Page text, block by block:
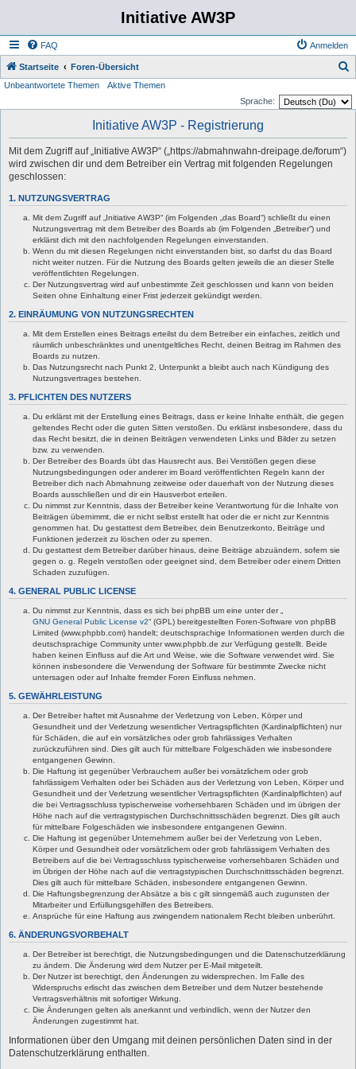
Initiative AW3P
FAQ Anmelden
Startseite Foren-Übersicht
Unbeantwortete Themen
Aktive Themen
Sprache:
Initiative AW3P - Registrierung
Mit dem Zugriff auf „Initiative AW3P“ („https://abmahnwahn-dreipage.de/forum“)
wird zwischen dir und dem Betreiber ein Vertrag mit folgenden Regelungen
geschlossen:
1. NUTZUNGSVERTRAG
Mit dem Zugriff auf „Initiative AW3P“ (im Folgenden „das Board“) schließt du einen
Nutzungsvertrag mit dem Betreiber des Boards ab (im Folgenden „Betreiber“) und
erklärst dich mit den nachfolgenden Regelungen einverstanden.
Wenn du mit diesen Regelungen nicht einverstanden bist, so darfst du das Board
nicht weiter nutzen. Für die Nutzung des Boards gelten jeweils die an dieser Stelle
veröffentlichten Regelungen.
Der Nutzungsvertrag wird auf unbestimmte Zeit geschlossen und kann von beiden
Seiten ohne Einhaltung einer Frist jederzeit gekündigt werden.
2. EINRÄUMUNG VON NUTZUNGSRECHTEN
Mit dem Erstellen eines Beitrags erteilst du dem Betreiber ein einfaches, zeitlich und
räumlich unbeschränktes und unentgeltliches Recht, deinen Beitrag im Rahmen des
Boards zu nutzen.
Das Nutzungsrecht nach Punkt 2, Unterpunkt a bleibt auch nach Kündigung des
Nutzungsvertrages bestehen.
3. PFLICHTEN DES NUTZERS
Du erklärst mit der Erstellung eines Beitrags, dass er keine Inhalte enthält, die gegen
geltendes Recht oder die guten Sitten verstoßen. Du erklärst insbesondere, dass du
das Recht besitzt, die in deinen Beiträgen verwendeten Links und Bilder zu setzen
bzw. zu verwenden.
Der Betreiber des Boards übt das Hausrecht aus. Bei Verstößen gegen diese
Nutzungsbedingungen oder anderer im Board veröffentlichten Regeln kann der
Betreiber dich nach Abmahnung zeitweise oder dauerhaft von der Nutzung dieses
Boards ausschließen und dir ein Hausverbot erteilen.
Du nimmst zur Kenntnis, dass der Betreiber keine Verantwortung für die Inhalte von
Beiträgen übernimmt, die er nicht selbst erstellt hat oder die er nicht zur Kenntnis
genommen hat. Du gestattest dem Betreiber, dein Benutzerkonto, Beiträge und
Funktionen jederzeit zu löschen oder zu sperren.
Du gestattest dem Betreiber darüber hinaus, deine Beiträge abzuändern, sofern sie
gegen o. g. Regeln verstoßen oder geeignet sind, dem Betreiber oder einem Dritten
Schaden zuzufügen.
4. GENERAL PUBLIC LICENSE
Du nimmst zur Kenntnis, dass es sich bei phpBB um eine unter der „
GNU General Public License v2“ (GPL) bereitgestellten Foren-Software von phpBB
Limited (www.phpbb.com) handelt; deutschsprachige Informationen werden durch die
deutschsprachige Community unter www.phpbb.de zur Verfügung gestellt. Beide
haben keinen Einfluss auf die Art und Weise, wie die Software verwendet wird. Sie
können insbesondere die Verwendung der Software für bestimmte Zwecke nicht
untersagen oder auf Inhalte fremder Foren Einfluss nehmen.
5. GEWÄHRLEISTUNG
Der Betreiber haftet mit Ausnahme der Verletzung von Leben, Körper und
Gesundheit und der Verletzung wesentlicher Vertragspflichten (Kardinalpflichten) nur
für Schäden, die auf ein vorsätzliches oder grob fahrlässiges Verhalten
zurückzuführen sind. Dies gilt auch für mittelbare Folgeschäden wie insbesondere
entgangenen Gewinn.
Die Haftung ist gegenüber Verbrauchern außer bei vorsätzlichem oder grob
fahrlässigem Verhalten oder bei Schäden aus der Verletzung von Leben, Körper und
Gesundheit und der Verletzung wesentlicher Vertragspflichten (Kardinalpflichten) auf
die bei Vertragsschluss typischerweise vorhersehbaren Schäden und im übrigen der
Höhe nach auf die vertragstypischen Durchschnittsschäden begrenzt. Dies gilt auch
für mittelbare Folgeschäden wie insbesondere entgangenen Gewinn.
Die Haftung ist gegenüber Unternehmern außer bei der Verletzung von Leben,
Körper und Gesundheit oder vorsätzlichem oder grob fahrlässigem Verhalten des
Betreibers auf die bei Vertragsschluss typischerweise vorhersehbaren Schäden und
im Übrigen der Höhe nach auf die vertragstypischen Durchschnittsschäden begrenzt.
Dies gilt auch für mittelbare Schäden, insbesondere entgangenen Gewinn.
Die Haftungsbegrenzung der Absätze a bis c gilt sinngemäß auch zugunsten der
Mitarbeiter und Erfüllungsgehilfen des Betreibers.
Ansprüche für eine Haftung aus zwingendem nationalem Recht bleiben unberührt.
6. ÄNDERUNGSVORBEHALT
Der Betreiber ist berechtigt, die Nutzungsbedingungen und die Datenschutzerklärung
zu ändern. Die Änderung wird dem Nutzer per E-Mail mitgeteilt.
Der Nutzer ist berechtigt, den Änderungen zu widersprechen. Im Falle des
Widerspruchs erlischt das zwischen dem Betreiber und dem Nutzer bestehende
Vertragsverhältnis mit sofortiger Wirkung.
Die Änderungen gelten als anerkannt und verbindlich, wenn der Nutzer den
Änderungen zugestimmt hat.
Informationen über den Umgang mit deinen persönlichen Daten sind in der
Datenschutzerklärung enthalten.